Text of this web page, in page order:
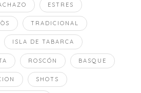
ESTRES
TRADICIONAL
ISLA DE TABARCA
ROSCÓN BASQUE
SHOTS